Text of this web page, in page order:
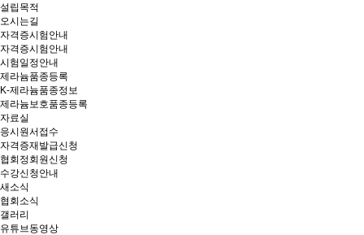
설립목적
오시는길
자격증시험안내
자격증시험안내
시험일정안내
제라늄품종등록
K-제라늄품종정보
제라늄보호품종등록
자료실
응시원서접수
자격증재발급신청
협회정회원신청
수강신청안내
새소식
협회소식
갤러리
유튜브동영상